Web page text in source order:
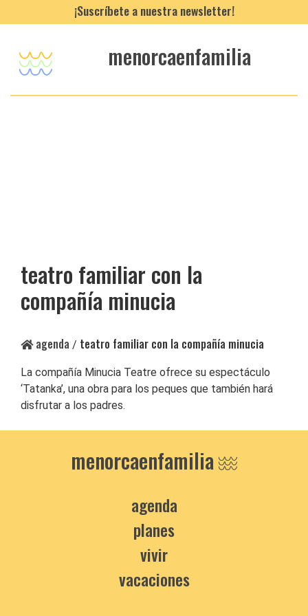
¡Suscríbete a nuestra newsletter!
menorcaenfamilia
teatro familiar con la
compañía minucia
agenda / teatro familiar con la compañía minucia
La compañía Minucia Teatre ofrece su espectáculo
‘Tatanka’, una obra para los peques que también hará
disfrutar a los padres.
menorcaenfamilia
agenda
planes
vivir
vacaciones